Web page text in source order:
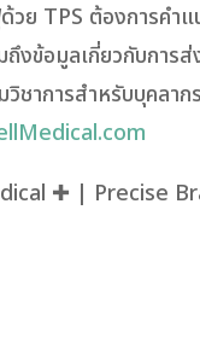
วย TPS ต้องการคำ
ถึงข้อมูลเกี่ยวกับการ
วิชาการสำหรับบุคลา
✚ | Precise